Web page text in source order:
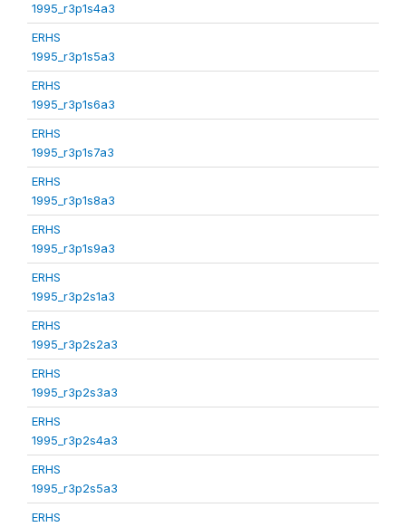
1995_r3p1s4a3
ERHS
1995_r3p1s5a3
ERHS
1995_r3p1s6a3
ERHS
1995_r3p1s7a3
ERHS
1995_r3p1s8a3
ERHS
1995_r3p1s9a3
ERHS
1995_r3p2s1a3
ERHS
1995_r3p2s2a3
ERHS
1995_r3p2s3a3
ERHS
1995_r3p2s4a3
ERHS
1995_r3p2s5a3
ERHS